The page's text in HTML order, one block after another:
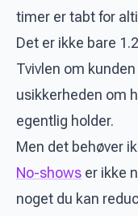
timer er tabt for
Det er ikke bare
Tvivlen om
usikkerheden om
egentlig holder.
Men det behøver
No-shows er ikke
noget du kan